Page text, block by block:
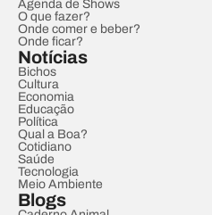
Agenda de Shows
O que fazer?
Onde comer e beber?
Onde ficar?
Notícias
Bichos
Cultura
Economia
Educação
Política
Qual a Boa?
Cotidiano
Saúde
Tecnologia
Meio Ambiente
Blogs